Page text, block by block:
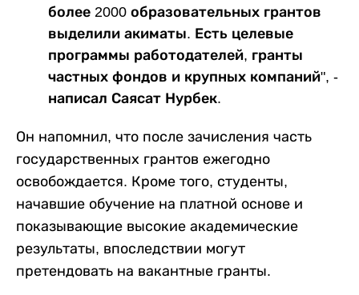
более 2000 образовательных грантов
выделили акиматы. Есть целевые
программы работодателей, гранты
частных фондов и крупных компаний", -
написал Саясат Нурбек.
Он напомнил, что после зачисления часть
государственных грантов ежегодно
освобождается. Кроме того, студенты,
начавшие обучение на платной основе и
показывающие высокие академические
результаты, впоследствии могут
претендовать на вакантные гранты.